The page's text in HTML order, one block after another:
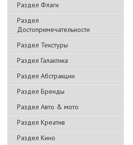
Раздел Флаги
Раздел
Достопримечательности
Раздел Текстуры
Раздел Галактика
Раздел Абстракции
Раздел Бренды
Раздел Авто & мото
Раздел Креатив
Раздел Кино